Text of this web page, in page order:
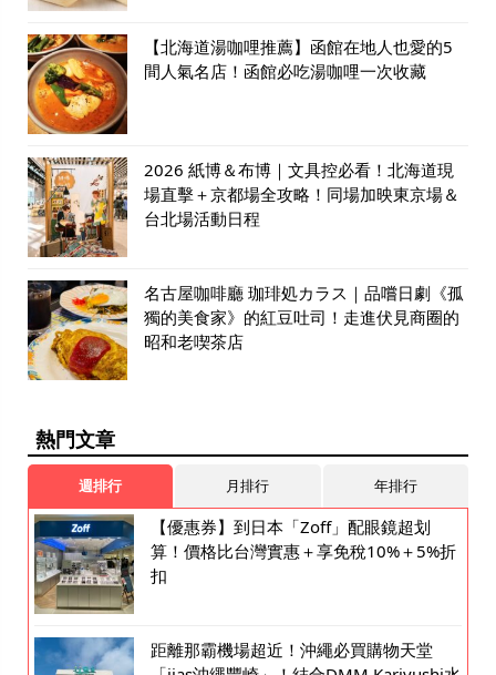
【北海道湯咖哩推薦】函館在地人也愛的5
間人氣名店！函館必吃湯咖哩一次收藏
2026 紙博＆布博｜文具控必看！北海道現
場直擊＋京都場全攻略！同場加映東京場＆
台北場活動日程
名古屋咖啡廳 珈琲処カラス｜品嚐日劇《孤
獨的美食家》的紅豆吐司！走進伏見商圈的
昭和老喫茶店
熱門文章
週排行 月排行 年排行
【優惠券】到日本「Zoff」配眼鏡超划
算！價格比台灣實惠＋享免稅10%＋5%折
扣
距離那霸機場超近！沖繩必買購物天堂